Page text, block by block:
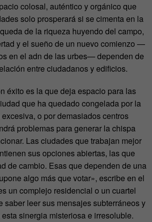
colosal, auténtico y orgánico que
solo prosperará si se cimenta en la
de la riqueza huyendo del campo,
y el sueño de un nuevo comienzo —
en el adn de las urbes— dependen de
entre ciudadanos y edificios.
éxito es la que deja espacio para las
que ha quedado congelada por la
o por demasiados centros
problemas para generar la chispa
Las ciudades que trabajan mejor
sus opciones abiertas, las que
de cambio. Esas que dependen de una
algo más que votar», escribe en el
un complejo residencial o un cuartel
saber leer sus mensajes subterráneos y
sinergia misteriosa e irresoluble.